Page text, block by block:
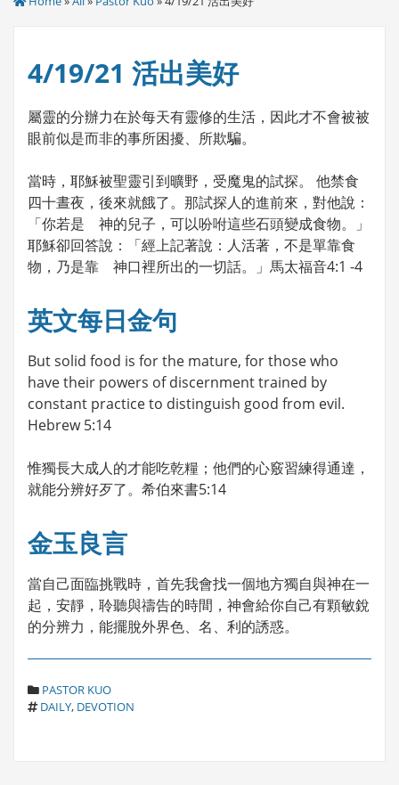
4/19/21 活出美好
屬靈的分辦力在於每天有靈修的生活，因此才不會被被
眼前似是而非的事所困擾、所欺騙。
當時，耶穌被聖靈引到曠野，受魔鬼的試探。 他禁食
四十晝夜，後來就餓了。那試探人的進前來，對他說：
「你若是 神的兒子，可以吩咐這些石頭變成食物。」
耶穌卻回答說：「經上記著說：人活著，不是單靠食
物，乃是靠 神口裡所出的一切話。」馬太福音4:1 -4
英文每日金句
But solid food is for the mature, for those who
have their powers of discernment trained by
constant practice to distinguish good from evil.
Hebrew 5:14
惟獨長大成人的才能吃乾糧；他們的心竅習練得通達，
就能分辨好歹了。希伯來書5:14
金玉良言
當自己面臨挑戰時，首先我會找一個地方獨自與神在一
起，安靜，聆聽與禱告的時間，神會給你自己有顆敏銳
的分辨力，能擺脫外界色、名、利的誘惑。
C
A
PASTOR KUO
T
DAILY, DEVOTION